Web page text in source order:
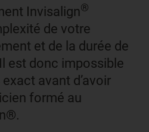
Invisalign®
de votre
et de la durée de
est donc impossible
avant d’avoir
formé au